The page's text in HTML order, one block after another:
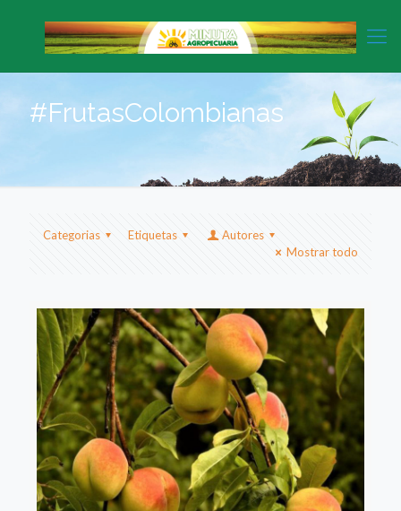
#FrutasColombianas
Categorias Etiquetas
Autores
Mostrar todo